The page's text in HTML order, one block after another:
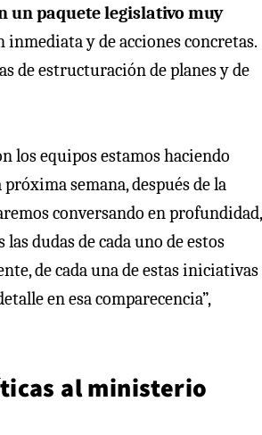
un paquete legislativo muy
inmediata y de acciones concretas.
de estructuración de planes y de
los equipos estamos haciendo
semana, después de la
conversando en profundidad,
dudas de cada uno de estos
de cada una de estas iniciativas
en esa comparecencia”,
al ministerio